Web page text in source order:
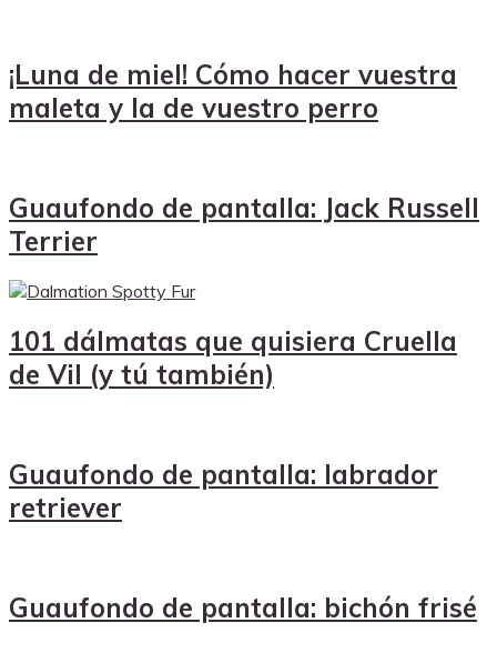
¡Luna de miel! Cómo hacer vuestra
maleta y la de vuestro perro
Guaufondo de pantalla: Jack Russell
Terrier
101 dálmatas que quisiera Cruella
de Vil (y tú también)
Guaufondo de pantalla: labrador
retriever
Guaufondo de pantalla: bichón frisé